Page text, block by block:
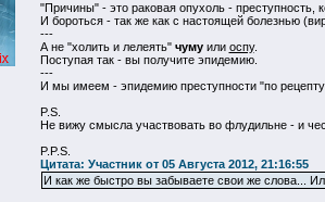
"Причины" - это раковая опухоль - преступность,
И бороться - так же как с настоящей болезнью
---
А не "холить и лелеять" чумуили оспу.
Поступая так - вы получите эпидемию.
---
И мы имеем - эпидемию преступности "по
P.S.
Не вижу смысла участвовать во флудильне - и
P.P.S.
Цитата: Участник от 05 Августа 2012, 21:16:55
И как же быстро вы забываете свои же слова...